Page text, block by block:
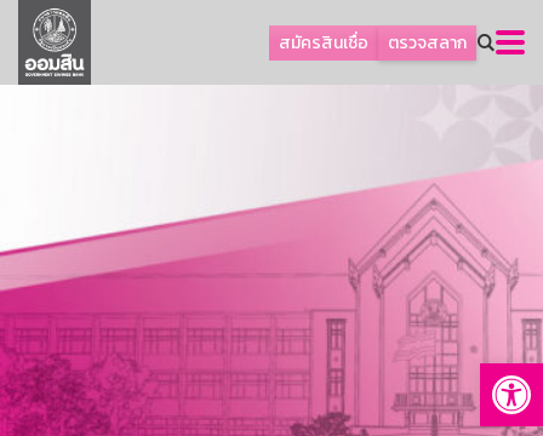
สมัครสินเชื่อ ตรวจสลาก
ลูกค้าธุรกิจ
ลูกค้าผู้ประกอบรายย่อย
การพัฒนาที่ยั่งยืน
ข่าวสาร
บริการทางการเงิน
อื่นๆ
ติดต่อเรา